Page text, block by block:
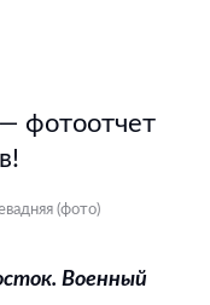
фотоотчет
(фото)
Военный